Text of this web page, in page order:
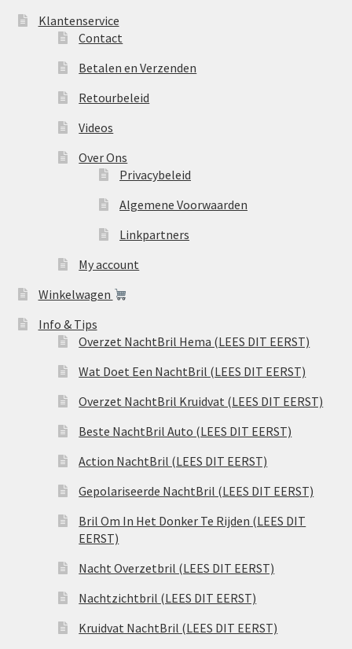
Klantenservice
Contact
Betalen en Verzenden
Retourbeleid
Videos
Over Ons
Privacybeleid
Algemene Voorwaarden
Linkpartners
My account
Winkelwagen
Info & Tips
Overzet NachtBril Hema (LEES DIT EERST)
Wat Doet Een NachtBril (LEES DIT EERST)
Overzet NachtBril Kruidvat (LEES DIT EERST)
Beste NachtBril Auto (LEES DIT EERST)
Action NachtBril (LEES DIT EERST)
Gepolariseerde NachtBril (LEES DIT EERST)
Bril Om In Het Donker Te Rijden (LEES DIT
EERST)
Nacht Overzetbril (LEES DIT EERST)
Nachtzichtbril (LEES DIT EERST)
Kruidvat NachtBril (LEES DIT EERST)